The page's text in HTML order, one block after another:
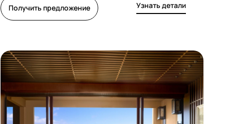
Получить предложение Узнать детали